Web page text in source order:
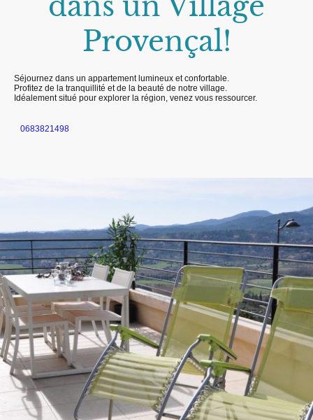
Provençal!
Séjournez dans un appartement lumineux et confortable.
Profitez de la tranquillité et de la beauté de notre village.
Idéalement situé pour explorer la région, venez vous ressourcer.
0683821498